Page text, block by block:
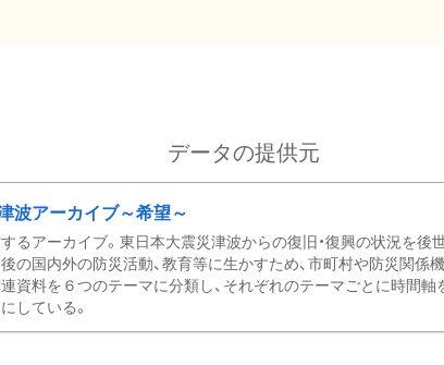
データの提供元
波アーカイブ～希望～
るアーカイブ。東日本大震災津波からの復旧・復興の状況を後
の国内外の防災活動、教育等に生かすため、市町村や防災関係
資料を６つのテーマに分類し、それぞれのテーマごとに時間
している。